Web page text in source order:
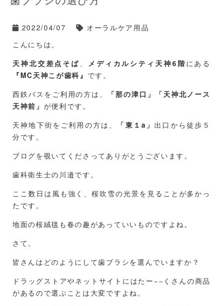
2022/04/07
オーラルケア用品
こんにちは。
天神北交差点そば、 メディカルシティ天神6階にある
『MC天神こが歯科』 です。
西鉄バスをご利用の方は、
「那の津口」「天神北ノース
天神前」 が便利です。
天神地下街をご利用の方は、
「東１a」 出口から徒歩５
分です。
ブログを覗いてくださってありがとうございます。
歯科衛生士の川邉です。
ここ数日は風も強く、桜吹雪の光景を見ることが多かっ
たです。
地面の桜絨毯も春の趣があっていいものですよね。
さて。
皆さんはどのようにして歯ブラシを選んでいますか？
ドラッグストアやネットサイトにはたー−−くさんの商品
があるので選ぶことは大変ですよね。